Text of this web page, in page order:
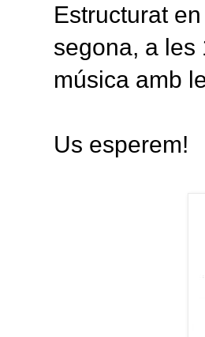
Estructurat
segona, a les
música amb
Us esperem!